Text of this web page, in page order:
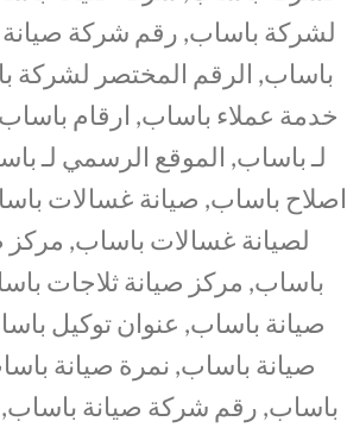
لشركة باساب, رقم شركة
باساب, الرقم المختصر لشركة
خدمة عملاء باساب, ارقام
لـ باساب, الموقع الرسمي لـ
اصلاح باساب, صيانة غسالات
لصيانة غسالات باساب, مركز
باساب, مركز صيانة ثلاجات
صيانة باساب, عنوان توكيل
صيانة باساب, نمرة صيانة
باساب, رقم شركة صيانة